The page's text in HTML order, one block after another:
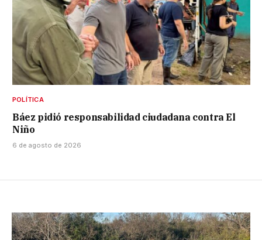
POLÍTICA
Báez pidió responsabilidad ciudadana contra El
Niño
6 de agosto de 2026